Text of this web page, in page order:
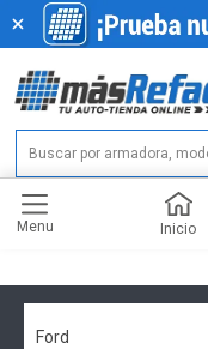
Menu Inicio
Ford